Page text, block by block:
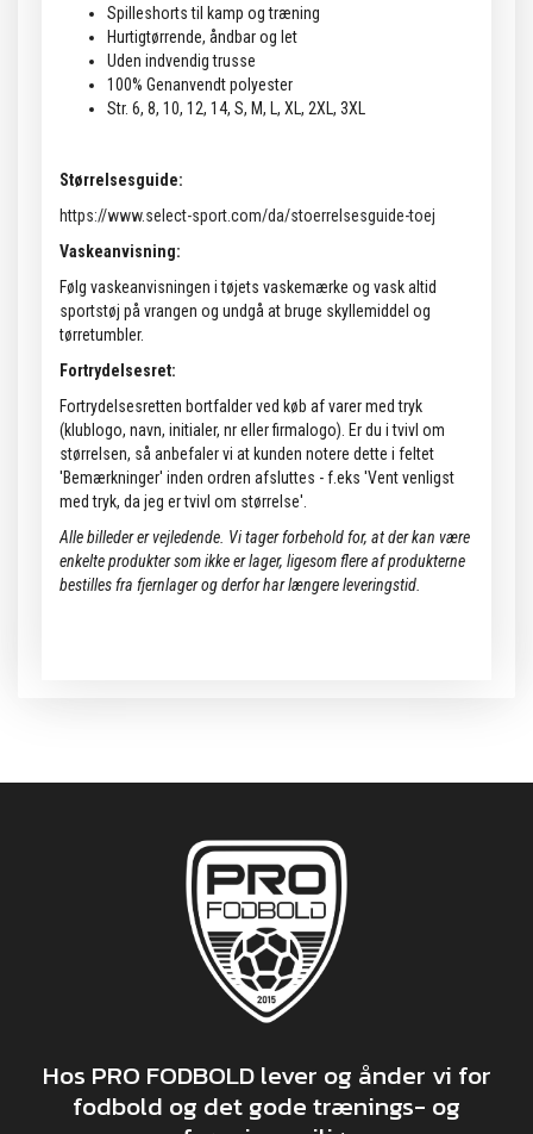
Spilleshorts til kamp og træning
Hurtigtørrende, åndbar og let
Uden indvendig trusse
100% Genanvendt polyester
Str. 6, 8, 10, 12, 14, S, M, L, XL, 2XL, 3XL
Størrelsesguide:
https://www.select-sport.com/da/stoerrelsesguide-toej
Vaskeanvisning:
Følg vaskeanvisningen i tøjets vaskemærke og vask altid
sportstøj på vrangen og undgå at bruge skyllemiddel og
tørretumbler.
Fortrydelsesret:
Fortrydelsesretten bortfalder ved køb af varer med tryk
(klublogo, navn, initialer, nr eller firmalogo). Er du i tvivl om
størrelsen, så anbefaler vi at kunden notere dette i feltet
'Bemærkninger' inden ordren afsluttes - f.eks 'Vent venligst
med tryk, da jeg er tvivl om størrelse'.
Alle billeder er vejledende. Vi tager forbehold for, at der kan være
enkelte produkter som ikke er lager, ligesom flere af produkterne
bestilles fra fjernlager og derfor har længere leveringstid.
Hos PRO FODBOLD lever og ånder vi for
fodbold og det gode trænings- og